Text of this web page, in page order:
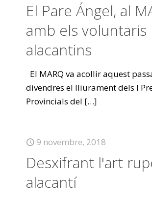
El Pare Ángel, al
amb els voluntaris
alacantins
El MARQ va acollir aquest
divendres el lliurament dels I
Provincials del […]
9 novembre, 2018
Desxifrant l'art
alacantí